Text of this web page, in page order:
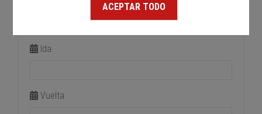
ACEPTAR TODO
Estación de llegada
Ida
Vuelta